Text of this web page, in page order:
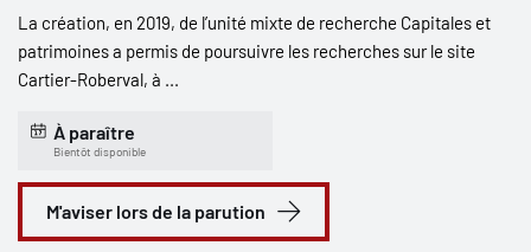
La création, en 2019, de l’unité mixte de recherche Capitales et
patrimoines a permis de poursuivre les recherches sur le site
Cartier-Roberval, à ...
À paraître
Bientôt disponible
M'aviser lors de la parution